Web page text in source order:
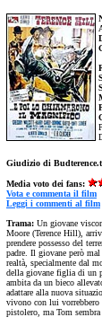
Giudizio di
Media voto dei fans:
Vota e commenta il film
Leggi i commenti al film
Trama: Un giovane
Moore (Terence Hill),
prendere possesso del
padre. Il giovane però
realtà, specialmente dal
della giovane figlia di un
ambita da un bieco
adattare alla nuova
vivono con lui vorrebbero
pistolero, ma Tom sembra